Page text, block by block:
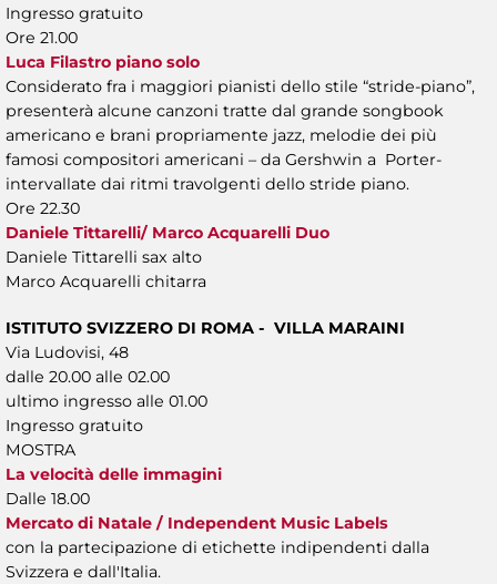
Ingresso gratuito
Ore 21.00
Luca Filastro piano solo
Considerato fra i maggiori pianisti dello stile “stride-piano”,
presenterà alcune canzoni tratte dal grande songbook
americano e brani propriamente jazz, melodie dei più
famosi compositori americani – da Gershwin a Porter-
intervallate dai ritmi travolgenti dello stride piano.
Ore 22.30
Daniele Tittarelli/ Marco Acquarelli Duo
Daniele Tittarelli sax alto
Marco Acquarelli chitarra
ISTITUTO SVIZZERO DI ROMA - VILLA MARAINI
Via Ludovisi, 48
dalle 20.00 alle 02.00
ultimo ingresso alle 01.00
Ingresso gratuito
MOSTRA
La velocità delle immagini
Dalle 18.00
Mercato di Natale / Independent Music Labels
con la partecipazione di etichette indipendenti dalla
Svizzera e dall'Italia.